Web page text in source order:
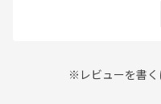
※レビューを書く